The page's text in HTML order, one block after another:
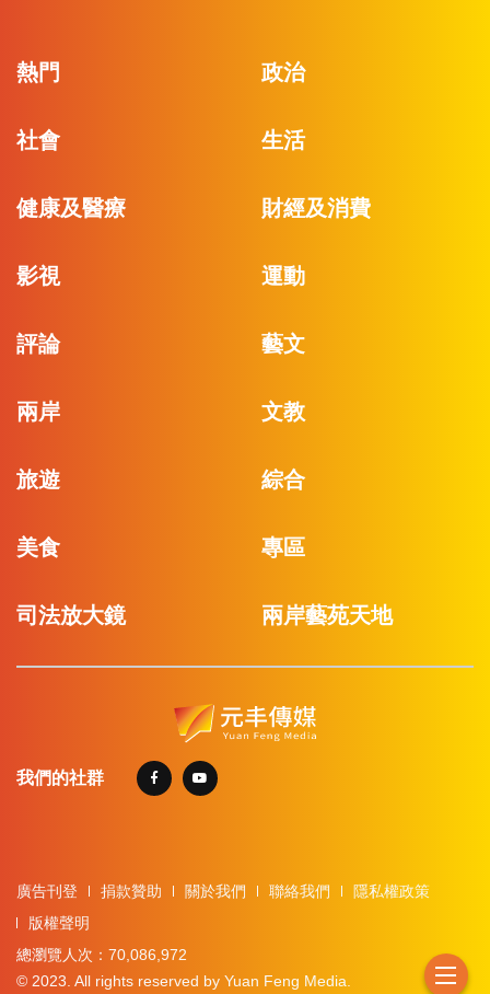
熱門 政治
社會 生活
健康及醫療 財經及消費
影視 運動
評論 藝文
兩岸 文教
旅遊 綜合
美食 專區
司法放大鏡 兩岸藝苑天地
我們的社群
廣告刊登 捐款贊助 關於我們 聯絡我們
隱私權政策
版權聲明
總瀏覽人次：70,086,972
© 2023. All rights reserved by Yuan Feng Media.